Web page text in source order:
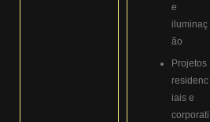
e
iluminaç
ão
Projetos
residenc
iais e
corporati